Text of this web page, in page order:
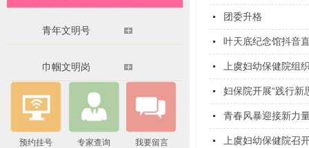
青年文明号
巾帼文明岗
预约挂号 专家查询 我要留言
团委升格
叶天底纪念馆抖音
上虞妇幼保健院组
妇保院开展“践行新
青春风暴迎接新力
上虞妇幼保健院召